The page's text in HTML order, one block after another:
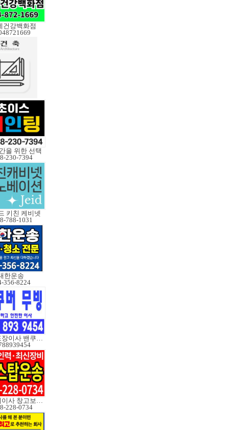
건강백화점
을 위한 선택
230-7394
키친 케비넷
788-1031
한운송
356-8224
한국포장이사 밴쿠버무빙
장거리이사 창고보관정크
228-0734